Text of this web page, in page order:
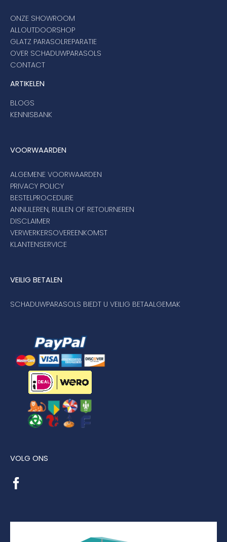
ONZE SHOWROOM
ALLOUTDOORSHOP
GLATZ PARASOLREPARATIE
OVER SCHADUWPARASOLS
CONTACT
ARTIKELEN
BLOGS
KENNISBANK
VOORWAARDEN
ALGEMENE VOORWAARDEN
PRIVACY POLICY
BESTELPROCEDURE
ANNULEREN, RUILEN OF RETOURNEREN
DISCLAIMER
VERWERKERSOVEREENKOMST
KLANTENSERVICE
VEILIG BETALEN
SCHADUWPARASOLS BIEDT U VEILIG BETAALGEMAK
VOLG ONS